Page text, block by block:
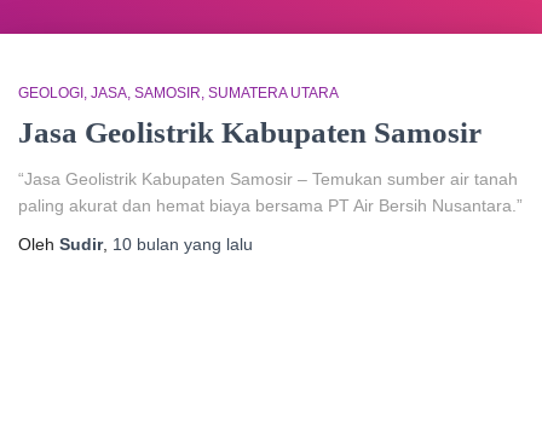
GEOLOGI JASA SAMOSIR SUMATERA UTARA
Jasa Geolistrik Kabupaten Samosir
“Jasa Geolistrik Kabupaten Samosir – Temukan sumber air tanah
paling akurat dan hemat biaya bersama PT Air Bersih Nusantara.”
Oleh Sudir, 10 bulan yang lalu